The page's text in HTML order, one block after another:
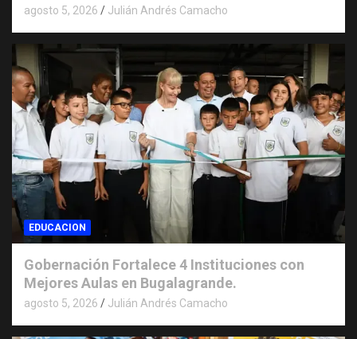
agosto 5, 2026 Julián Andrés Camacho
EDUCACION
Gobernación Fortalece 4 Instituciones con
Mejores Aulas en Bugalagrande.
agosto 5, 2026 Julián Andrés Camacho